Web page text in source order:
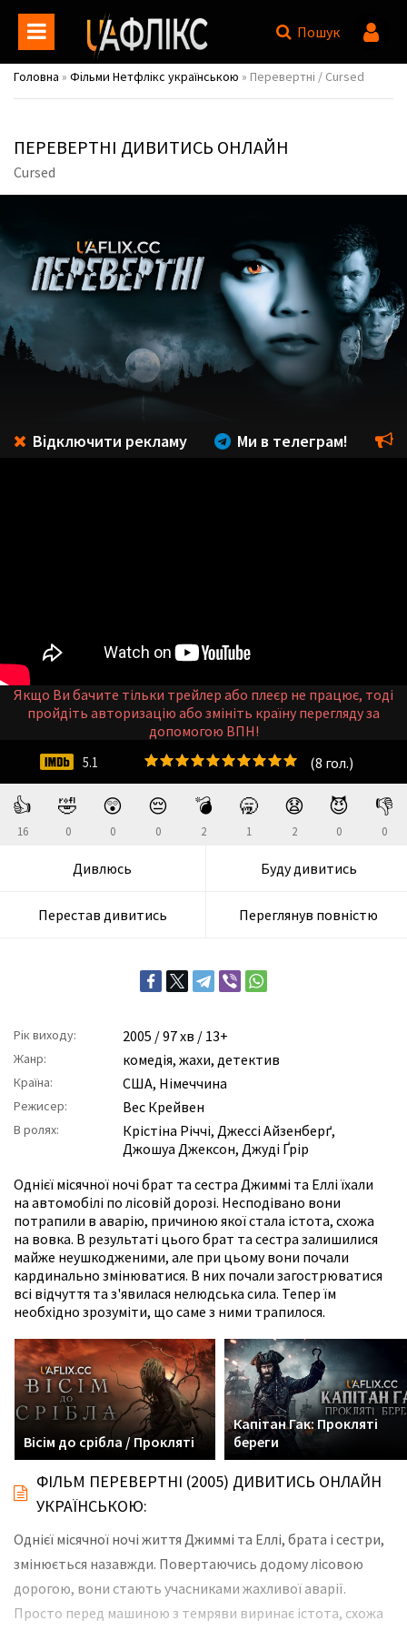
Пошук
Головна » Фільми Нетфлікс українською » Перевертні / Cursed
ПЕРЕВЕРТНІ ДИВИТИСЬ ОНЛАЙН
Cursed
👍
16
🤣
0
😲
0
😔
0
💣
2
🥱
1
😧
2
😈
0
👎
0
Дивлюсь Буду дивитись
Перестав дивитись Переглянув повністю
Рік виходу: 2005 / 97 хв / 13+
Жанр: комедія, жахи, детектив
Країна: США, Німеччина
Режисер: Вес Крейвен
В ролях: Крістіна Річчі, Джессі Айзенберґ,
Джошуа Джексон, Джуді Ґрір
Однієї місячної ночі брат та сестра Джиммі та Еллі їхали
на автомобілі по лісовій дорозі. Несподівано вони
потрапили в аварію, причиною якої стала істота, схожа
на вовка. В результаті цього брат та сестра залишилися
майже неушкодженими, але при цьому вони почали
кардинально змінюватися. В них почали загострюватися
всі відчуття та з'явилася нелюдська сила. Тепер їм
необхідно зрозуміти, що саме з ними трапилося.
(8 гол.)
5.1
Відключити рекламу Ми в телеграм!
Якщо Ви бачите тільки трейлер або плеєр не працює, тоді
пройдіть авторизацію або змініть країну перегляду за
допомогою ВПН!
Вісім до срібла / Прокляті
Капітан Гак: Прокляті
береги
ФІЛЬМ ПЕРЕВЕРТНІ (2005) ДИВИТИСЬ ОНЛАЙН
УКРАЇНСЬКОЮ:
Однієї місячної ночі життя Джиммі та Еллі, брата і сестри,
змінюється назавжди. Повертаючись додому лісовою
дорогою, вони стають учасниками жахливої аварії.
Просто перед машиною з темряви виринає істота, схожа